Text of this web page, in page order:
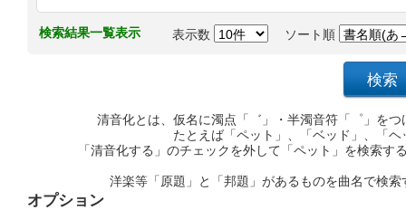
検索結果一覧表示 表示数 ソート順
清音化とは、仮名に濁点「゛」・半濁音符「゜」を
たとえば「ペット」、「ベッド」、「
「清音化する」のチェックを外して「ペット」を検索
洋楽等「原題」と「邦題」があるものを曲名で検
オプション